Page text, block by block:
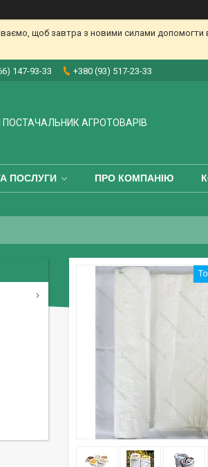
щоб завтра з новими силами
147-93-33 +380 (93) 517-23-33
ПОСТАЧАЛЬНИК АГРОТОВАРІВ
ПОСЛУГИ ПРО КОМПАНІЮ